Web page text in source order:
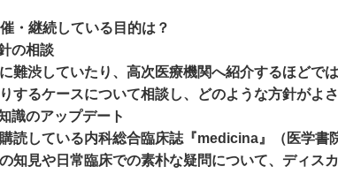
・継続している目的は？
の相談
難渋していたり、高次医療機関へ紹介するほどで
するケースについて相談し、どのような方針がよ
識のアップデート
読している内科総合臨床誌『medicina』（医学書
知見や日常臨床での素朴な疑問について、ディスカ